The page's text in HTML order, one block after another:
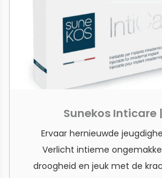
Sunekos Inticare
Ervaar hernieuwde
Verlicht intieme
droogheid en jeuk met de